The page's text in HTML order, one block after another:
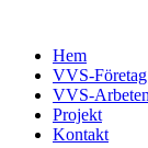
contentHem
VVS-
VVS-
Projekt
Kontakt